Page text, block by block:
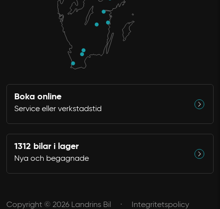
Boka online
Service eller verkstadstid
1312 bilar i lager
Nya och begagnade
Copyright © 2026 Landrins Bil Integritetspolicy